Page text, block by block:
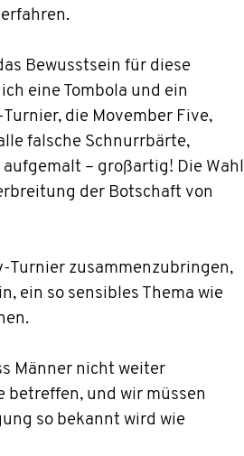
Bewusstsein für diese
eine Tombola und ein
die Movember Five,
falsche Schnurrbärte,
– großartig! Die Wahl
der Botschaft von
Turnier zusammenzubringen,
ein so sensibles Thema wie
Männer nicht weiter
betreffen, und wir müssen
so bekannt wird wie